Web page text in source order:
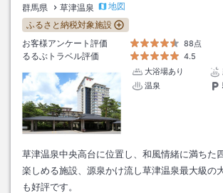
群馬県 草津温泉
地図
ふるさと納税対象施設
お客様アンケート評価
88点
るるぶトラベル評価
4.5
大浴場あり
温泉
草津温泉中央高台に位置し、和風情緒に満ちた
楽しめる施設、源泉かけ流し草津温泉最大級の
も好評です。